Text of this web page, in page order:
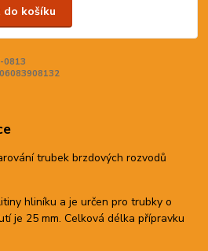
do košíku
0813
trubek brzdových rozvodů
hliníku a je určen pro trubky o
je 25 mm. Celková délka přípravku